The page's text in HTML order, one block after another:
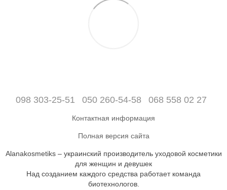
098 303-25-51 050 260-54-58 068 558 02 27
Контактная информация
Полная версия сайта
Alanakosmetiks – украинский производитель уходовой косметики
для женщин и девушек
Над созданием каждого средства работает команда
биотехнологов.